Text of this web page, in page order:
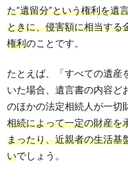
た”遺留分”という権利を遺
ときに、侵害額に相当する
権利のことです。
たとえば、「すべての遺産
いた場合、遺言書の内容ど
のほかの法定相続人が一切
相続によって一定の財産を
まったり、近親者の生活基
いでしょう。